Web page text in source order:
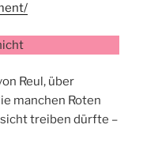
Reul, über
manchen Roten
treiben dürfte –